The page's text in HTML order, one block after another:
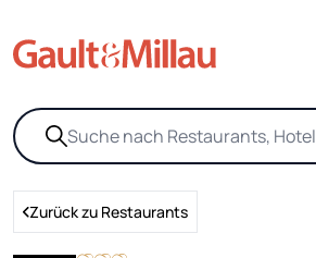
Zurück zu Restaurants